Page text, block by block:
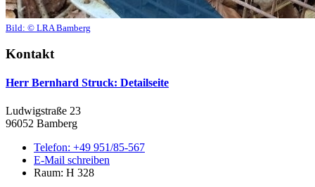
Bild: © LRA Bamberg
Kontakt
Herr Bernhard Struck: Detailseite
Ludwigstraße 23
96052 Bamberg
Telefon: +49 951/85-567
E-Mail schreiben
Raum: H 328